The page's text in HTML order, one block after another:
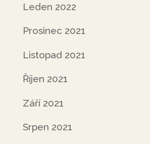
Leden 2022
Prosinec 2021
Listopad 2021
Říjen 2021
Září 2021
Srpen 2021